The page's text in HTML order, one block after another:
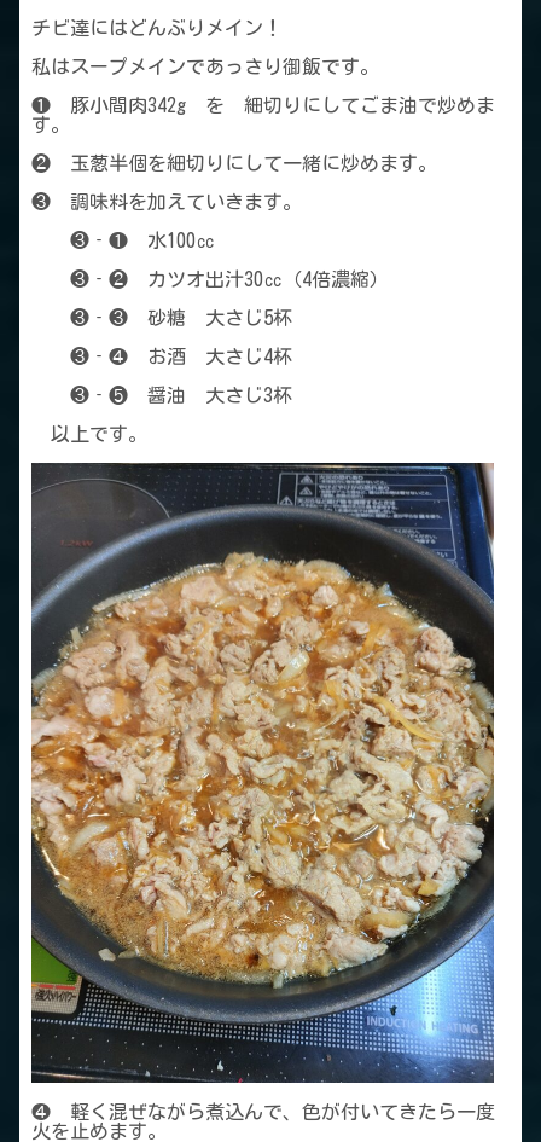
チビ達にはどんぶりメイン！
私はスープメインであっさり御飯です。
❶ 豚小間肉342g を 細切りにしてごま油で炒めま
す。
❷ 玉葱半個を細切りにして一緒に炒めます。
❸ 調味料を加えていきます。
❸‐❶ 水100㏄
❸‐❷ カツオ出汁30㏄（4倍濃縮）
❸‐❸ 砂糖 大さじ5杯
❸‐❹ お酒 大さじ4杯
❸‐❺ 醤油 大さじ3杯
以上です。
❹ 軽く混ぜながら煮込んで、色が付いてきたら一度
火を止めます。